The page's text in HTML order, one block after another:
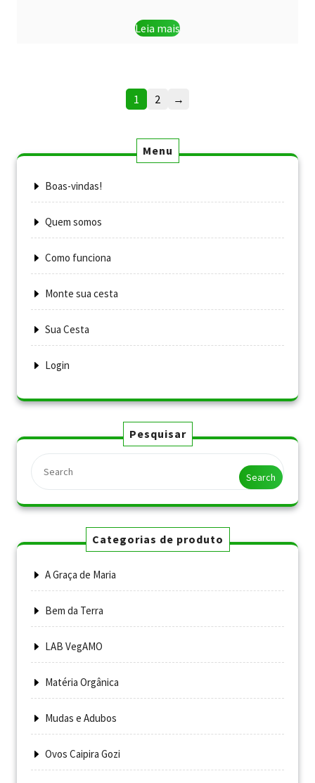
Leia mais
1 2 →
Menu
Boas-vindas!
Quem somos
Como funciona
Monte sua cesta
Sua Cesta
Login
Pesquisar
Search
Categorias de produto
A Graça de Maria
Bem da Terra
LAB VegAMO
Matéria Orgânica
Mudas e Adubos
Ovos Caipira Gozi